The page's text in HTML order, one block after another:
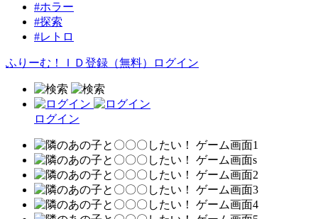
#ホラー
#探索
#レトロ
ふりーむ！ＩＤ登録（無料） ログイン
ログイン